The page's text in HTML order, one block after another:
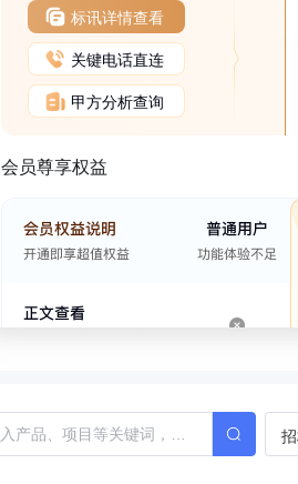
标讯详情查看
关键电话直连
甲方分析查询
会员尊享权益